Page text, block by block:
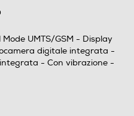
UMTS/GSM - Display
digitale integrata -
- Con vibrazione -